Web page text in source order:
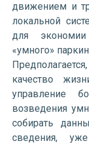
движением и
локальной
для экономии
«умного»
качество
управление
возведения
собирать
сведения,